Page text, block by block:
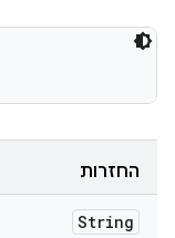
החזרות
String